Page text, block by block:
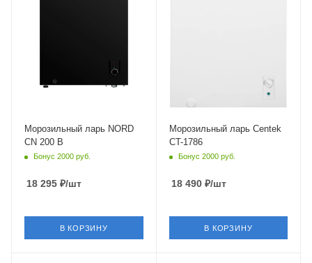
Морозильный ларь NORD
CN 200 B
Бонус 2000 руб.
18 295 ₽/шт
В КОРЗИНУ
Морозильный ларь Centek
CT-1786
Бонус 2000 руб.
18 490₽/шт
В КОРЗИНУ